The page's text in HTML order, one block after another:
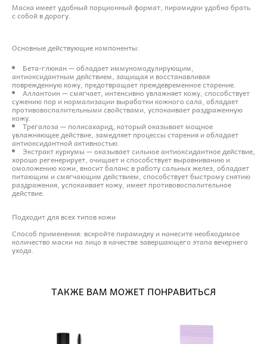
Маска имеет удобный порционный формат, пирамидки удобно брать
с собой в дорогу.
Основные действующие компоненты:
Бета-глюкан — обладает иммуномодулирующим,
антиоксидантным действием, защищая и восстанавливая
поврежденную кожу, предотвращает преждевременное старение.
Аллантоин — смягчает, интенсивно увлажняет кожу, способствует
сужению пор и нормализации выработки кожного сала, обладает
противовоспалительными свойствами, успокаивает раздраженную
кожу.
Трегалоза — полисахарид, который оказывает мощное
увлажняющее действие, замедляет процессы старения и обладает
антиоксидантной активностью.
Экстракт куркумы — оказывает сильное антиоксидантное действие,
хорошо регенерирует, очищает и способствует выравниванию и
омоложению кожи, вносит баланс в работу сальных желез, обладает
питающим и смягчающим действием, способствует быстрому снятию
раздражения, успокаивает кожу, имеет противовоспалительное
действие.
Подходит для всех типов кожи
Способ применения: вскройте пирамидку и нанесите необходимое
количество маски на лицо в качестве завершающего этапа вечернего
ухода.
ТАКЖЕ ВАМ МОЖЕТ ПОНРАВИТЬСЯ